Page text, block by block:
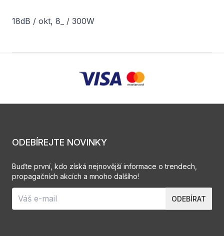
18dB / okt, 8_ / 300W
ODEBÍREJTE NOVINKY
Buďte první, kdo získá nejnovější informace o trendech,
propagačních akcích a mnoho dalšího!
ODEBÍRAT